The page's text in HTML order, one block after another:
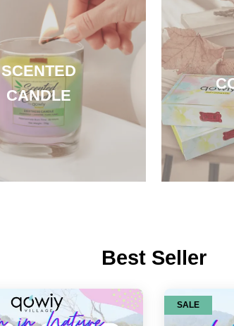
SCENTED
CANDLE
Best Seller
SALE